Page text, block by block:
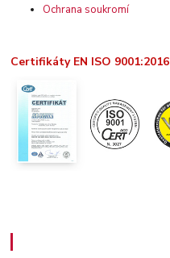
Ochrana soukromí
Certifikáty EN ISO 9001:2016